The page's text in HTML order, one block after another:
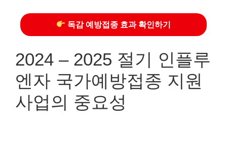
독감 예방접종 효과 확인하기
2024 – 2025 절기 인플루
엔자 국가예방접종 지원
사업의 중요성